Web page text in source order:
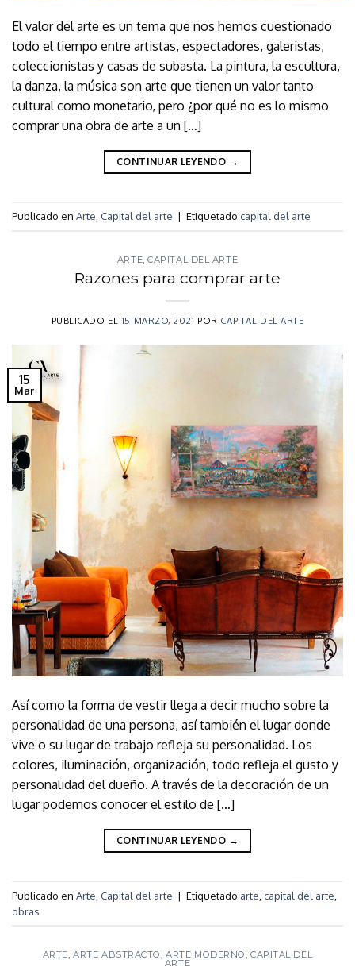
El valor del arte es un tema que nos hemos cuestionado
todo el tiempo entre artistas, espectadores, galeristas,
coleccionistas y casas de subasta. La pintura, la escultura,
la danza, la música son arte que tienen un valor tanto
cultural como monetario, pero ¿por qué no es lo mismo
comprar una obra de arte a un […]
CONTINUAR LEYENDO →
Publicado en Arte Capital del arte | Etiquetado capital del arte
ARTE ,CAPITAL DEL ARTE
Razones para comprar arte
PUBLICADO EL 15 MARZO, 2021 POR CAPITAL DEL ARTE
15
Mar
Así como la forma de vestir llega a decir mucho sobre la
personalidad de una persona, así también el lugar donde
vive o su lugar de trabajo refleja su personalidad. Los
colores, iluminación, organización, todo refleja el gusto y
personalidad del dueño. A través de la decoración de un
lugar podemos conocer el estilo de […]
CONTINUAR LEYENDO →
Publicado en Arte Capital del arte | Etiquetado arte capital del arte
obras
ARTE,ARTE ABSTRACTO,ARTE MODERNO,CAPITAL DEL
ARTE